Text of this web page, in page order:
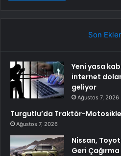
Son
Yeni yasa
internet
geliyor
Ağustos 7, 2026
Turgutlu’da Traktör-
Ağustos 7, 2026
Nissan,
Geri